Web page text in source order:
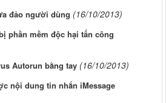
đảo người dùng (16/10/2013)
phần mềm độc hại tấn công
Autorun bằng tay (16/10/2013)
nội dung tin nhắn iMessage